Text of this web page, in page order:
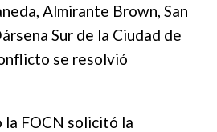
Almirante Brown, San
Sur de la Ciudad de
se resolvió
la FOCN solicitó la